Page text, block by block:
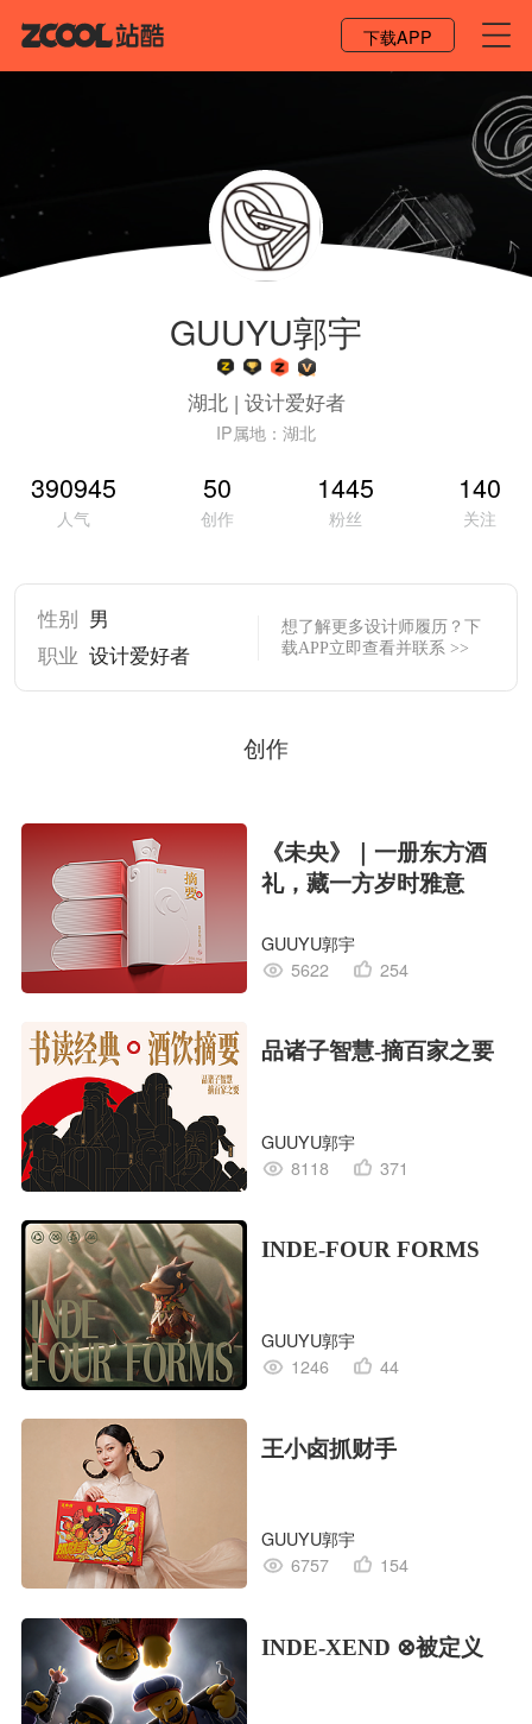
下载APP
GUUYU郭宇
湖北| 设计爱好者
IP属地： 湖北
390945
人气
50
创作
1445
粉丝
140
关注
性别
男
职业 设计爱好者
想了解更多设计师履历？下
载APP立即查看并联系 >>
创作
《未央》｜一册东方酒
礼，藏一方岁时雅意
GUUYU郭宇
5622
254
品诸子智慧-摘百家之要
GUUYU郭宇
8118
371
INDE-FOUR FORMS
GUUYU郭宇
1246
44
王小卤抓财手
GUUYU郭宇
6757
154
INDE-XEND ⊗被定义